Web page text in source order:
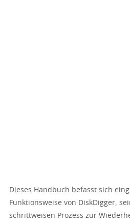
Dieses Handbuch befasst sich
Funktionsweise von DiskDigger,
schrittweisen Prozess zur